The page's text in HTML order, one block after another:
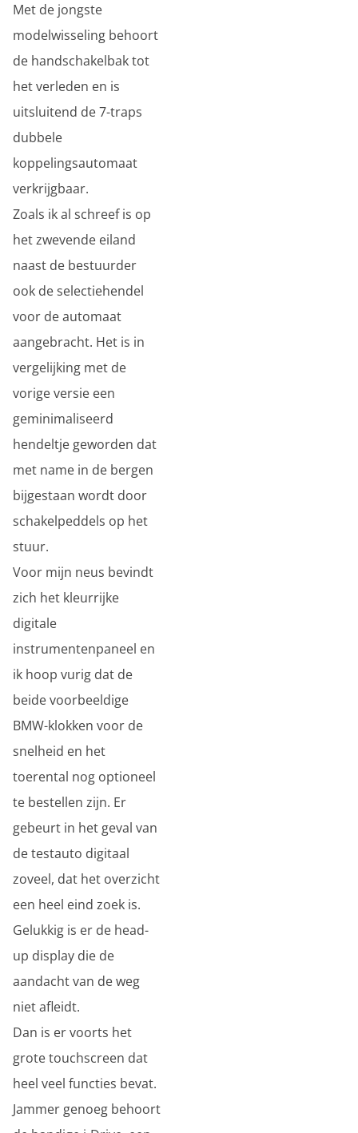
Met de jongste
modelwisseling behoort
de handschakelbak tot
het verleden en is
uitsluitend de 7-traps
dubbele
koppelingsautomaat
verkrijgbaar.
Zoals ik al schreef is op
het zwevende eiland
naast de bestuurder
ook de selectiehendel
voor de automaat
aangebracht. Het is in
vergelijking met de
vorige versie een
geminimaliseerd
hendeltje geworden dat
met name in de bergen
bijgestaan wordt door
schakelpeddels op het
stuur.
Voor mijn neus bevindt
zich het kleurrijke
digitale
instrumentenpaneel en
ik hoop vurig dat de
beide voorbeeldige
BMW-klokken voor de
snelheid en het
toerental nog optioneel
te bestellen zijn. Er
gebeurt in het geval van
de testauto digitaal
zoveel, dat het overzicht
een heel eind zoek is.
Gelukkig is er de head-
up display die de
aandacht van de weg
niet afleidt.
Dan is er voorts het
grote touchscreen dat
heel veel functies bevat.
Jammer genoeg behoort